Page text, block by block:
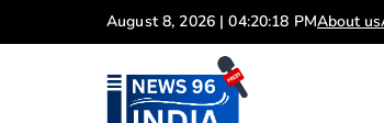
to
August 8, 2026 | 04:20:18 PMAbout us